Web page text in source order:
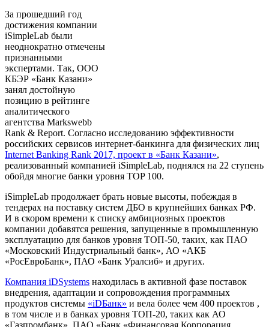
За прошедший год
достижения компании
iSimpleLab были
неоднократно отмечены
признанными
экспертами. Так, ООО
КБЭР «Банк Казани»
занял достойную
позицию в рейтинге
аналитического
агентства Markswebb
Rank & Report. Согласно исследованию эффективности
российских сервисов интернет-банкинга для физических лиц
Internet Banking Rank 2017, проект в «Банк Казани»,
реализованный компанией iSimpleLab, поднялся на 22 ступень
обойдя многие банки уровня TOP 100.
iSimpleLab продолжает брать новые высоты, побеждая в
тендерах на поставку систем ДБО в крупнейших банках РФ.
И в скором времени к списку амбициозных проектов
компании добавятся решения, запущенные в промышленную
эксплуатацию для банков уровня ТОП-50, таких, как ПАО
«Московский Индустриальный банк», АО «АКБ
«РосЕвроБанк», ПАО «Банк Уралсиб» и других.
Компания iDSystems находилась в активной фазе поставок
внедрения, адаптации и сопровождения программных
продуктов системы «iDБанк» и вела более чем 400 проектов ,
в том числе и в банках уровня ТОП-20, таких как АО